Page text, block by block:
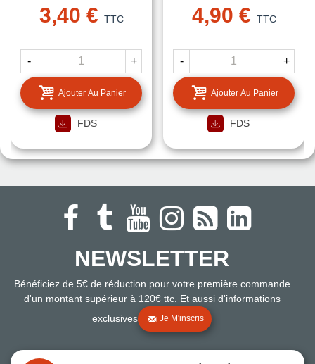
3,40 € TTC
- +
Ajouter Au Panier
FDS
4,90 € TTC
- +
Ajouter Au Panier
FDS
NEWSLETTER
Bénéficiez de 5€ de réduction pour votre première commande
d'un montant supérieur à 120€ ttc. Et aussi d'informations
exclusives
Je M'inscris